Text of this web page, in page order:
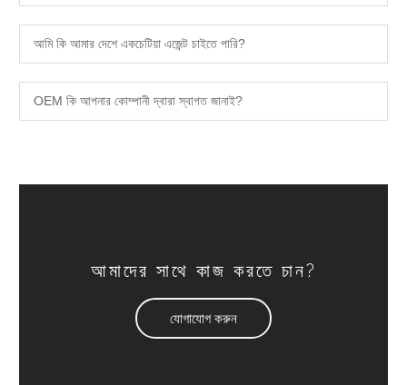
আমি কি আমার দেশে একচেটিয়া এজেন্ট চাইতে পারি?
OEM কি আপনার কোম্পানী দ্বারা স্বাগত জানাই?
আমাদের সাথে কাজ করতে চান?
যোগাযোগ করুন